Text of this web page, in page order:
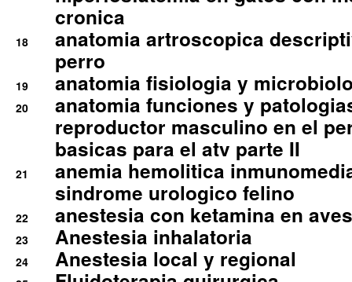
cronica
18
anatomia artroscopica
perro
19 anatomia fisiologia y
20
anatomia funciones y
reproductor masculino en el
basicas para el atv parte II
21
anemia hemolitica
sindrome urologico felino
22 anestesia con ketamina en
23 Anestesia inhalatoria
24 Anestesia local y regional